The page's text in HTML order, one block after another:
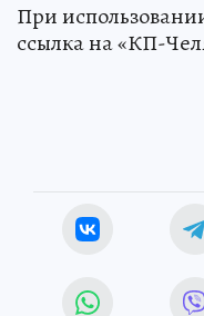
При
ссылка на «КП-